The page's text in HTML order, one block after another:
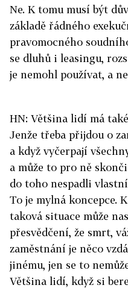
Ne. K tomu musí být
základě řádného
pravomocného
se dluhů i leasingu,
je nemohl používat, a
HN: Většina lidí má
Jenže třeba přijdou o
a když vyčerpají
a může to pro ně
do toho nespadli
To je mylná koncepce.
taková situace může
přesvědčení, že smrt,
zaměstnání je něco
jinému, jen se to
Většina lidí, když si